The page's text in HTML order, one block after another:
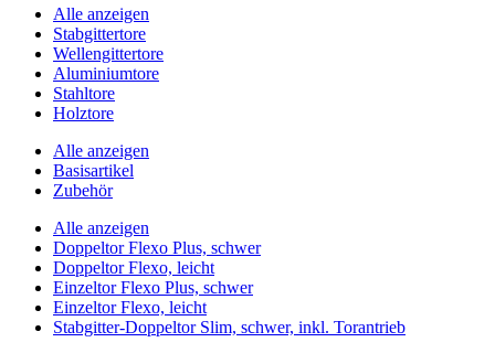
Alle anzeigen
Stabgittertore
Wellengittertore
Aluminiumtore
Stahltore
Holztore
Alle anzeigen
Basisartikel
Zubehör
Alle anzeigen
Doppeltor Flexo Plus, schwer
Doppeltor Flexo, leicht
Einzeltor Flexo Plus, schwer
Einzeltor Flexo, leicht
Stabgitter-Doppeltor Slim, schwer, inkl. Torantrieb